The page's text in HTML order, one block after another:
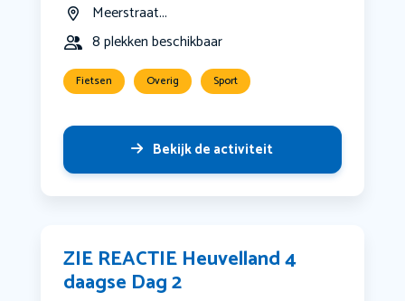
Meerstraat...
8 plekken beschikbaar
Fietsen Overig Sport
Bekijk de activiteit
ZIE REACTIE Heuvelland 4
daagse Dag 2